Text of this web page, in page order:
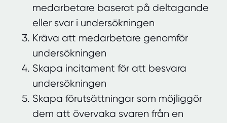
medarbetare baserat på deltagande
eller svar i undersökningen
Kräva att medarbetare genomför
undersökningen
Skapa incitament för att besvara
undersökningen
Skapa förutsättningar som möjliggör
dem att övervaka svaren från en